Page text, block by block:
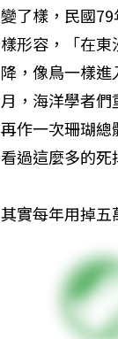
變了樣，民國
樣形容，「在
降，像鳥一樣
月，海洋學者們
再作一次珊瑚
看過這麼多的死
其實每年用掉